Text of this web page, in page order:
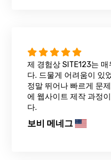
제 경험상 SITE123는
다. 드물게 어려움이 있
정말 뛰어나 빠르게 문
에 웹사이트 제작 과정
다.
보비 메네그